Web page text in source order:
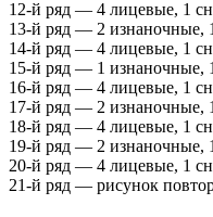
12-й ряд — 4 лицевые, 1
13-й ряд — 2 изнаночные,
14-й ряд — 4 лицевые, 1
15-й ряд — 1 изнаночные,
16-й ряд — 4 лицевые, 1
17-й ряд — 2 изнаночные,
18-й ряд — 4 лицевые, 1
19-й ряд — 2 изнаночные,
20-й ряд — 4 лицевые, 1
21-й ряд — рисунок